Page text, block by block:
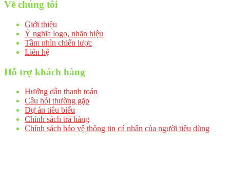
Về chúng tôi
Giới thiệu
Ý nghĩa logo, nhãn hiệu
Tầm nhìn chiến lược
Liên hệ
Hỗ trợ khách hàng
Hướng dẫn thanh toán
Câu hỏi thường gặp
Dự án tiêu biểu
Chính sách trả hàng
Chính sách bảo vệ thông tin cá nhân của người tiêu dùng